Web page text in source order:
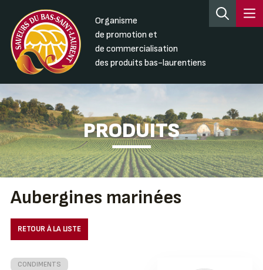
Organisme
de promotion et
de commercialisation
des produits bas-laurentiens
PRODUITS
Aubergines marinées
RETOUR À LA LISTE
CONDIMENTS